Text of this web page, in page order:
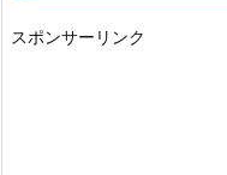
スポンサーリンク